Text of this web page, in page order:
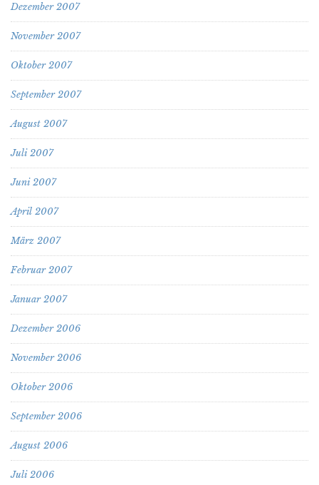
Dezember 2007
November 2007
Oktober 2007
September 2007
August 2007
Juli 2007
Juni 2007
April 2007
März 2007
Februar 2007
Januar 2007
Dezember 2006
November 2006
Oktober 2006
September 2006
August 2006
Juli 2006